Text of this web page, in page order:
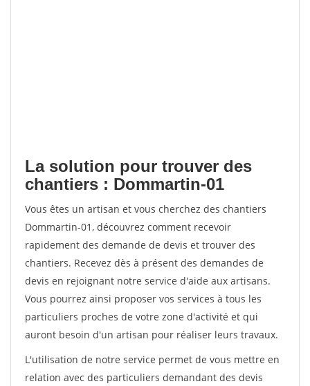
La solution pour trouver des
chantiers : Dommartin-01
Vous êtes un artisan et vous cherchez des chantiers
Dommartin-01, découvrez comment recevoir
rapidement des demande de devis et trouver des
chantiers. Recevez dès à présent des demandes de
devis en rejoignant notre service d'aide aux artisans.
Vous pourrez ainsi proposer vos services à tous les
particuliers proches de votre zone d'activité et qui
auront besoin d'un artisan pour réaliser leurs travaux.
L'utilisation de notre service permet de vous mettre en
relation avec des particuliers demandant des devis